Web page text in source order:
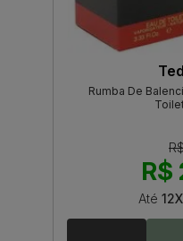
Rumba De
R$
Até 12X